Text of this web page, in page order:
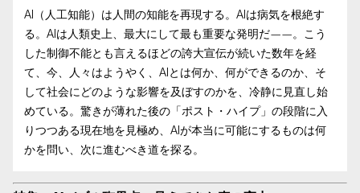
AI（人工知能）は人間の知能を再現する。AIは病気を根絶す
る。AIは人類史上、最大にして最も重要な発明だ——。こう
した制御不能とも言えるほどの誇大宣伝が続いた数年を経
て、今、人々はようやく、AIとは何か、何ができるのか、そ
して社会にどのような影響を及ぼすのかを、冷静に見直し始
めている。驚きが薄れた後の「ポスト・ハイプ」の段階に入
りつつある現在地を見極め、AIが本当に可能にするものは何
かを問い、次に進むべき道を探る。